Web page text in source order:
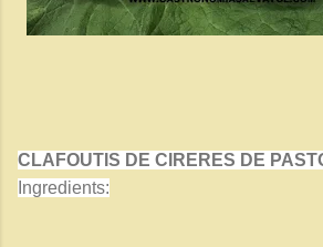
CLAFOUTIS DE CIRERES DE
Ingredients: